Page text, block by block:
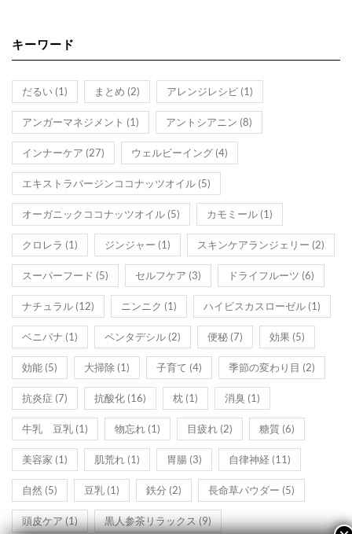
キーワード
だるい (1) まとめ (2) アレンジレシピ (1)
アンガーマネジメント (1) アントシアニン (8)
インナーケア (27) ウェルビーイング (4)
エキストラバージンココナッツオイル (5)
オーガニックココナッツオイル (5) カモミール (1)
クロレラ (1) ジンジャー (1) スキンケアランジェリー (2)
スーパーフード (5) セルフケア (3) ドライフルーツ (6)
ナチュラル (12) ニンニク (1) ハイビスカスローゼル (1)
ベニバナ (1) ペンタデシル (2) 便秘 (7) 効果 (5)
効能 (5) 大掃除 (1) 子育て (4) 季節の変わり目 (2)
抗炎症 (7) 抗酸化 (16) 枕 (1) 消臭 (1)
牛乳 豆乳 (1) 物忘れ (1) 目疲れ (2) 糖質 (6)
美容家 (1) 肌荒れ (1) 胃腸 (3) 自律神経 (11)
自然 (5) 豆乳 (1) 鉄分 (2) 長命草パウダー (5)
頭皮ケア(1) 黒人参茶リラックス(9)